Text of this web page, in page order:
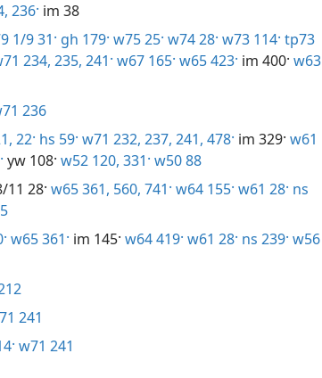
236· im 38
1/9 31· gh 179· w75 25· w74 28· w73 114· tp73
234, 235, 241· w67 165· w65 423· im 400· w63
236
22· hs 59· w71 232, 237, 241, 478· im 329· w61
yw 108· w52 120, 331· w50 88
11 28· w65 361, 560, 741· w64 155· w61 28· ns
w65 361· im 145· w64 419· w61 28· ns 239· w56
241
w71 241